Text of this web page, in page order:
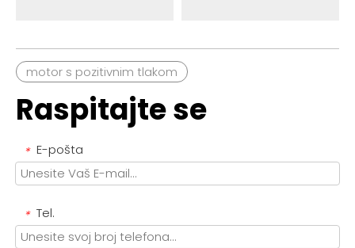
motor s pozitivnim tlakom
Raspitajte se
* E-pošta
* Tel.